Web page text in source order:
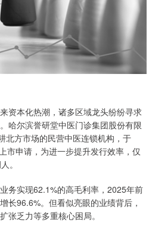
资本化热潮，诸多区域龙头纷纷寻求
哈尔滨誉研堂中医门诊集团股份有限
北方市场的民营中医连锁机构，于
市申请，为进一步提升发行效率，仅
。
务实现62.1%的高毛利率，2025年前
长96.6%。但看似亮眼的业绩背后，
张乏力等多重核心困局。